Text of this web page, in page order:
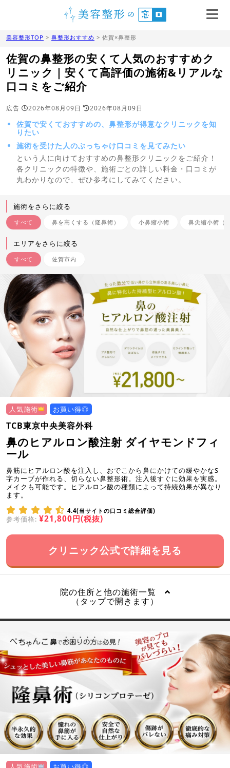
美容整形TOP > 鼻整形おすすめ > 佐賀×鼻整形
佐賀の鼻整形の安くて人気のおすすめク
リニック｜安くて高評価の施術&リアルな
口コミをご紹介
広告 2026年08月09日 2026年08月09日
佐賀で安くておすすめの、鼻整形が得意なクリニックを知
りたい
施術を受けた人のぶっちゃけ口コミを見てみたい
という人に向けておすすめの鼻整形クリニックをご紹介！
各クリニックの特徴や、施術ごとの詳しい料金・口コミが
丸わかりなので、ぜひ参考にしてみてください。
施術をさらに絞る
すべて 鼻を高くする（隆鼻術） 小鼻縮小術 鼻尖縮小術（
エリアをさらに絞る
すべて 佐賀市内
人気施術 お買い得◎
TCB東京中央美容外科
鼻のヒアルロン酸注射 ダイヤモンドフィ
ール
鼻筋にヒアルロン酸を注入し、おでこから鼻にかけての緩やかなS
字カーブが作れる、切らない鼻整形術。注入後すぐに効果を実感。
メイクも可能です。ヒアルロン酸の種類によって持続効果が異なり
ます。
4.4(当サイトの口コミ総合評価)
参考価格: ¥21,800円(税抜)
クリニック公式で詳細を見る
院の住所と他の施術一覧
（タップで開きます）